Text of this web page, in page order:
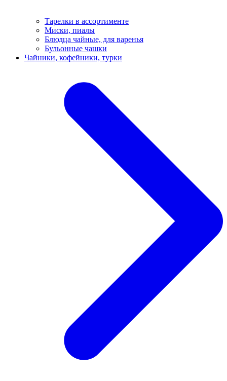
Тарелки в ассортименте
Миски, пиалы
Блюдца чайные, для варенья
Бульонные чашки
Чайники, кофейники, турки